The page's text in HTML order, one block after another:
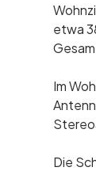
etwa
Im
Die